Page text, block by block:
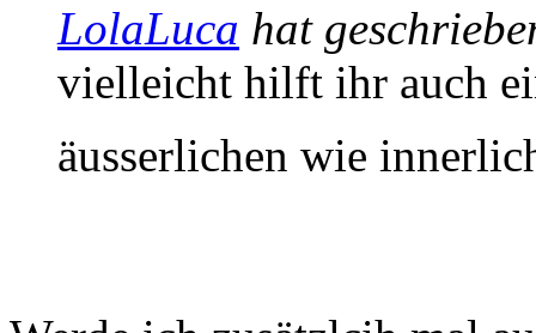
LolaLuca hat
vielleicht hilft ihr auch
äusserlichen wie